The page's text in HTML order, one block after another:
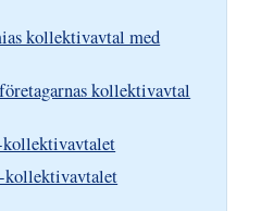
kollektivavtal med
kollektivavtal
kollektivavtalet